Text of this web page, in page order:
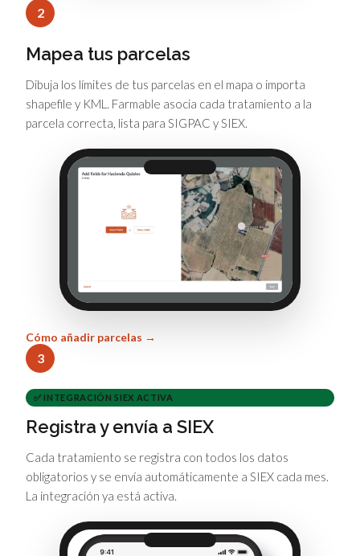
2
Mapea tus parcelas
Dibuja los límites de tus parcelas en el mapa o importa
shapefile y KML. Farmable asocia cada tratamiento a la
parcela correcta, lista para SIGPAC y SIEX.
Cómo añadir parcelas →
3
✅ INTEGRACIÓN SIEX ACTIVA
Registra y envía a SIEX
Cada tratamiento se registra con todos los datos
obligatorios y se envía automáticamente a SIEX cada mes.
La integración ya está activa.